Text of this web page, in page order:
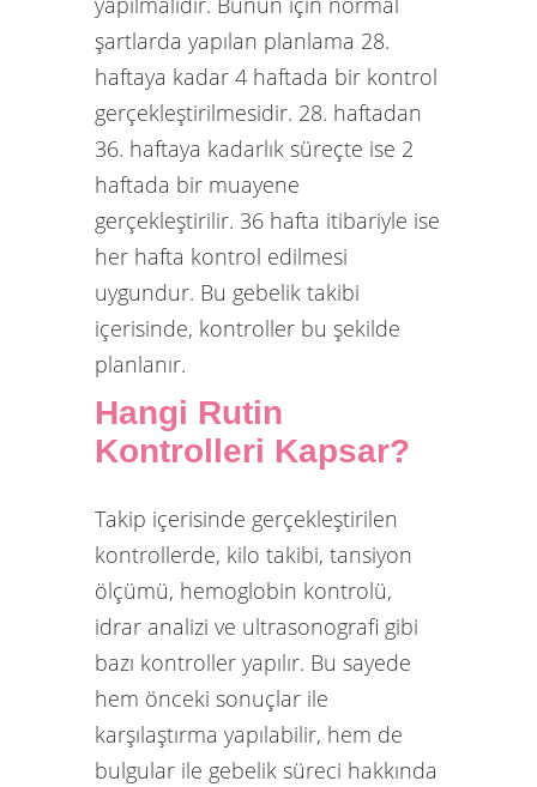
şartlarda yapılan planlama 28.
haftaya kadar 4 haftada bir kontrol
gerçekleştirilmesidir. 28. haftadan
36. haftaya kadarlık süreçte ise 2
haftada bir muayene
gerçekleştirilir. 36 hafta itibariyle ise
her hafta kontrol edilmesi
uygundur. Bu gebelik takibi
içerisinde, kontroller bu şekilde
planlanır.
Hangi Rutin
Kontrolleri Kapsar?
Takip içerisinde gerçekleştirilen
kontrollerde, kilo takibi, tansiyon
ölçümü, hemoglobin kontrolü,
idrar analizi ve ultrasonografi gibi
bazı kontroller yapılır. Bu sayede
hem önceki sonuçlar ile
karşılaştırma yapılabilir, hem de
bulgular ile gebelik süreci hakkında